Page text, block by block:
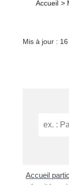
Accueil >
Mis à jour :
Accueil